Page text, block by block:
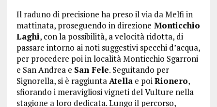
Il raduno di precisione ha preso il via da Melfi in
mattinata, proseguendo in direzione Monticchio
Laghi, con la possibilità, a velocità ridotta, di
passare intorno ai noti suggestivi specchi d’acqua,
per procedere poi in località Monticchio Sgarroni
e San Andrea e San Fele. Seguitando per
Signorella, si è raggiuntaAtellae poiRionero,
sfiorando i meravigliosi vigneti del Vulture nella
stagione a loro dedicata. Lungo il percorso,